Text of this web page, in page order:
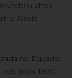
altos
Alexis
no Equador
anos 1980,